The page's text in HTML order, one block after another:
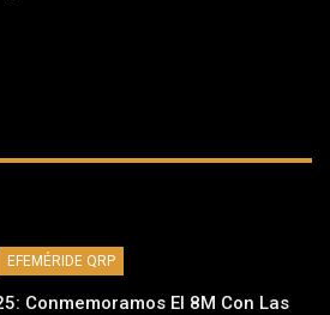
EFEMÉRIDE QRP
Conmemoramos El 8M Con Las